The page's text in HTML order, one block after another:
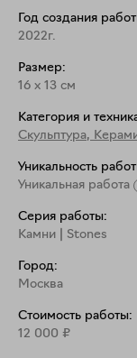
Год создания
2022г.
Размер:
16 x 13 см
Категория и
Скульптура,
Уникальность
Уникальная работа
Серия работы:
Камни | Stones
Город:
Москва
Стоимость работы:
12 000 ₽